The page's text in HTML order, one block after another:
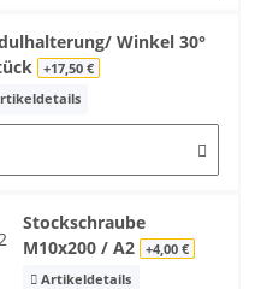
Winkel 30°
+17,50 €
Stockschraube
M10x200 / A2
+4,00 €
Artikeldetails